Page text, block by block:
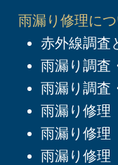
雨漏り修理に
赤外線調査
雨漏り調査
雨漏り調査
雨漏り修理
雨漏り修理
雨漏り修理